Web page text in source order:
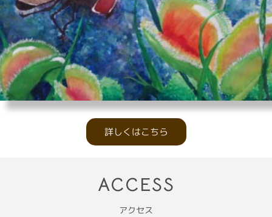
詳しくはこちら
ACCESS
アクセス